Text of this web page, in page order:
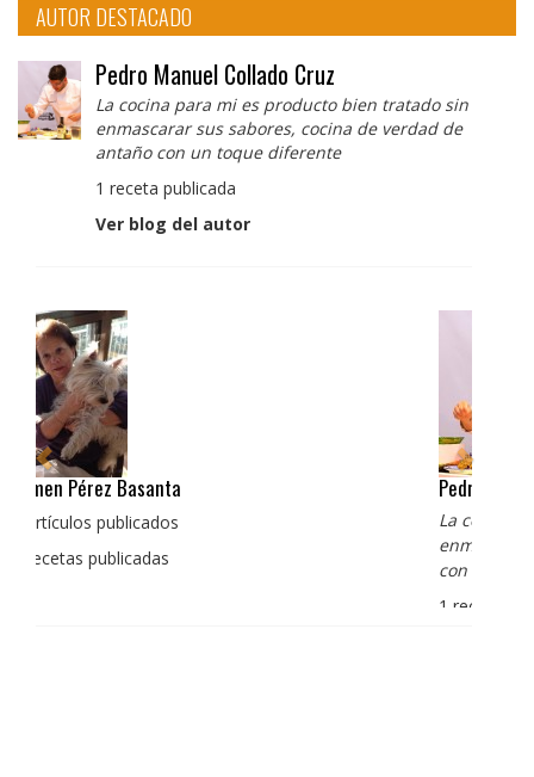
AUTOR DESTACADO
Pedro Manuel Collado Cruz
La cocina para mi es producto bien tratado sin
enmascarar sus sabores, cocina de verdad de
antaño con un toque diferente
1 receta publicada
Ver blog del autor
Pedro Manuel Collado Cruz
La cocina para mi es producto bien tratado sin
enmascarar sus sabores, cocina de verdad de antaño
con un toque diferente